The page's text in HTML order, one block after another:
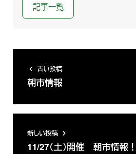
記事一覧
古い投稿
朝市情報
新しい投稿
11/27（土）開催 朝市情報！